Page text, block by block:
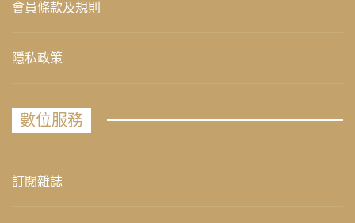
會員條款及規則
隱私政策
數位服務
訂閱雜誌